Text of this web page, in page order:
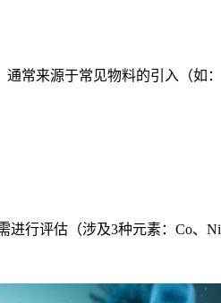
来源于常见物料的引入（如
行评估（涉及3种元素：Co、Ni